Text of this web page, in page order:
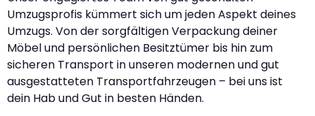
Umzugsprofis kümmert sich um jeden Aspekt deines
Umzugs. Von der sorgfältigen Verpackung deiner
Möbel und persönlichen Besitztümer bis hin zum
sicheren Transport in unseren modernen und gut
ausgestatteten Transportfahrzeugen – bei uns ist
dein Hab und Gut in besten Händen.